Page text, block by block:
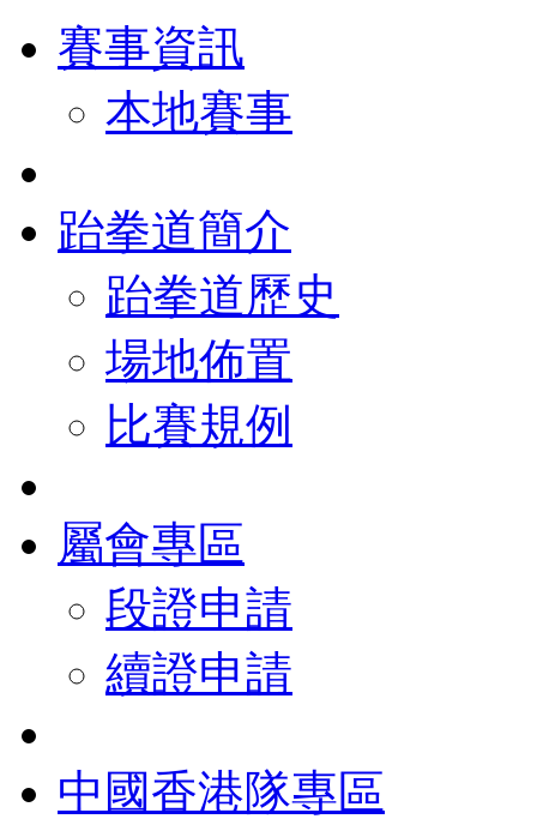
賽事資訊
本地賽事
跆拳道簡介
跆拳道歷史
場地佈置
比賽規例
屬會專區
段證申請
續證申請
中國香港隊專區